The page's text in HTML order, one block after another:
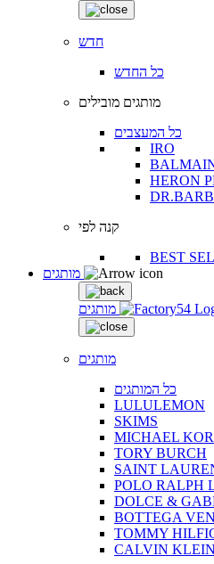
חדש
כל החדש
מותגים מובילים
כל המעצבים
IRO
HERON
קנה לפי
BEST
מותגים
מותגים
כל המותגים
LULULEMON
SKIMS
MICHAEL
TORY BURCH
SAINT
POLO RALPH
DOLCE &
BOTTEGA
TOMMY
CALVIN KLEIN